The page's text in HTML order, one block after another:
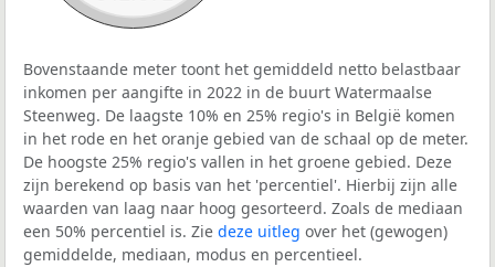
Bovenstaande meter toont het gemiddeld netto belastbaar
inkomen per aangifte in 2022 in de buurt Watermaalse
Steenweg. De laagste 10% en 25% regio's in België komen
in het rode en het oranje gebied van de schaal op de meter.
De hoogste 25% regio's vallen in het groene gebied. Deze
zijn berekend op basis van het 'percentiel'. Hierbij zijn alle
waarden van laag naar hoog gesorteerd. Zoals de mediaan
een 50% percentiel is. Zie deze uitleg over het (gewogen)
gemiddelde, mediaan, modus en percentieel.